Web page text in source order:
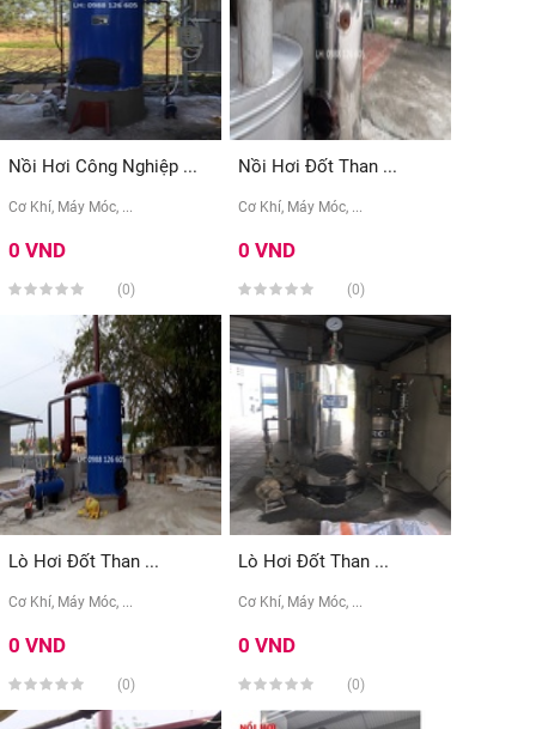
Nồi Hơi Công Nghiệp ...
Cơ Khí, Máy Móc, ...
0 VND
(0)
Nồi Hơi Đốt Than ...
Cơ Khí, Máy Móc, ...
0 VND
(0)
Lò Hơi Đốt Than ...
Cơ Khí, Máy Móc, ...
0 VND
(0)
Lò Hơi Đốt Than ...
Cơ Khí, Máy Móc, ...
0 VND
(0)